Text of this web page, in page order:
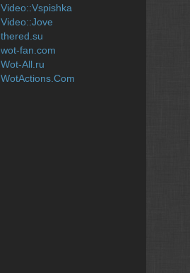
Video::Vspishka
Video::Jove
thered.su
wot-fan.com
Wot-All.ru
WotActions.Com